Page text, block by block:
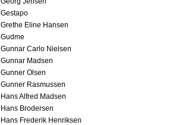
Gestapo
Grethe Eline Hansen
Gudme
Gunnar Carlo Nielsen
Gunnar Madsen
Gunner Olsen
Gunner Rasmussen
Hans Alfred Madsen
Hans Brodersen
Hans Frederik Henriksen